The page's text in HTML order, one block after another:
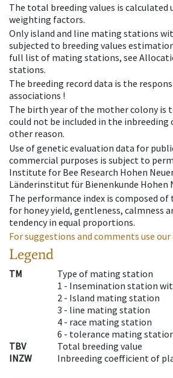
The total breeding values is calculated
weighting factors.
Only island and line mating stations
subjected to breeding values
full list of mating stations, see
stations.
The breeding record data is the
associations !
The birth year of the mother colony is
could not be included in the
other reason.
Use of genetic evaluation data for
commercial purposes is subject to
Institute for Bee Research Hohen
Länderinstitut für Bienenkunde Hohen
The performance index is composed of
for honey yield, gentleness, calmness
tendency in equal proportions.
For suggestions and comments use
Legend
TM
Type of mating station
1 - Insemination station
2 - Island mating station
3 - line mating station
4 - race mating station
6 - tolerance mating
TBV
Total breeding value
INZW
Inbreeding coefficient of